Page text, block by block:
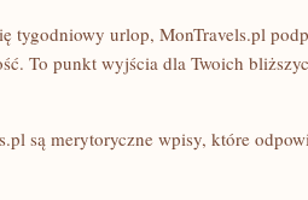
tygodniowy urlop, MonTravels.pl
To punkt wyjścia dla Twoich
są merytoryczne wpisy, które